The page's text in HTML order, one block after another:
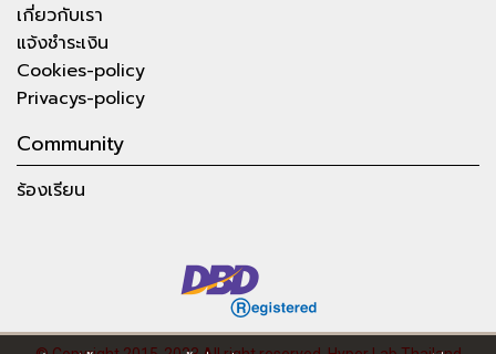
เกี่ยวกับเรา
แจ้งชำระเงิน
Cookies-policy
Privacys-policy
Community
ร้องเรียน